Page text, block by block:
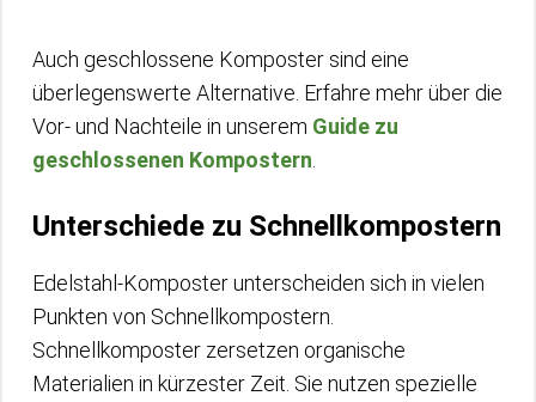
Auch geschlossene Komposter sind eine
überlegenswerte Alternative. Erfahre mehr über die
Vor- und Nachteile in unserem Guide zu
geschlossenen Kompostern
Unterschiede zu Schnellkompostern
Edelstahl-Komposter unterscheiden sich in vielen
Punkten von Schnellkompostern.
Schnellkomposter zersetzen organische
Materialien in kürzester Zeit. Sie nutzen spezielle